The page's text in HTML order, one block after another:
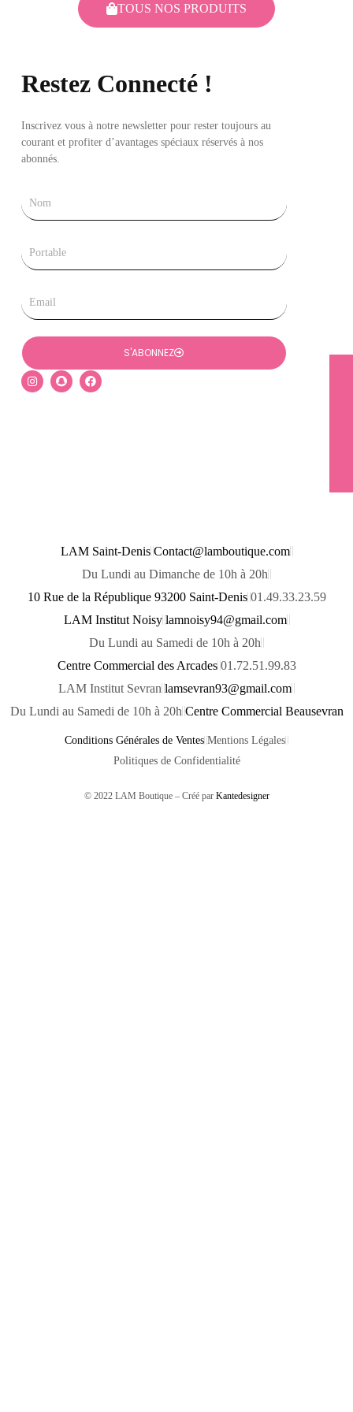
TOUS NOS PRODUITS
Restez Connecté !
Inscrivez vous à notre newsletter pour rester toujours au
courant et profiter d’avantages spéciaux réservés à nos
abonnés.
Nom
Tel
Email
S'ABONNEZ
I
n
s
S
n
a
F
a
c
LAM Saint-Denis Contact@lamboutique.com
Du Lundi au Dimanche de 10h à 20h
10 Rue de la République 93200 Saint-Denis 01.49.33.23.59
LAM Institut Noisy lamnoisy94@gmail.com
Du Lundi au Samedi de 10h à 20h
Centre Commercial des Arcades 01.72.51.99.83
LAM Institut Sevran lamsevran93@gmail.com
Du Lundi au Samedi de 10h à 20h Centre Commercial Beausevran
Conditions Générales de Ventes Mentions Légales
Politiques de Confidentialité
© 2022 LAM Boutique – Créé par Kantedesigner